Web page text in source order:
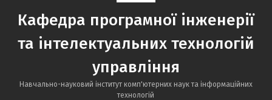
організована сесія ЄВІ
Вступникам 2026:
незабаром з’являться
рекомендації до
Кафедра програмної інженерії
та інтелектуальних технологій
управління
Навчально-науковий інститут комп'ютерних наук та інформаційних
технологій